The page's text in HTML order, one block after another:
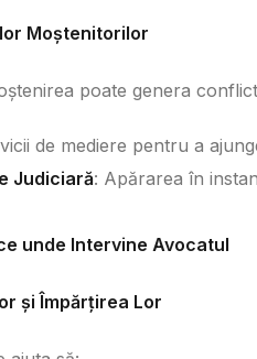
Moștenitorilor
poate genera
de mediere pentru a
Judiciară: Apărarea în
unde Intervine Avocatul
și Împărțirea Lor